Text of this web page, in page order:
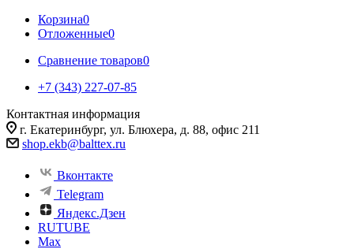
Корзина0
Отложенные0
Сравнение товаров0
+7 (343) 227-07-85
Контактная информация
г. Екатеринбург, ул. Блюхера, д. 88, офис 211
shop.ekb@balttex.ru
Вконтакте
Telegram
Яндекс.Дзен
RUTUBE
Max